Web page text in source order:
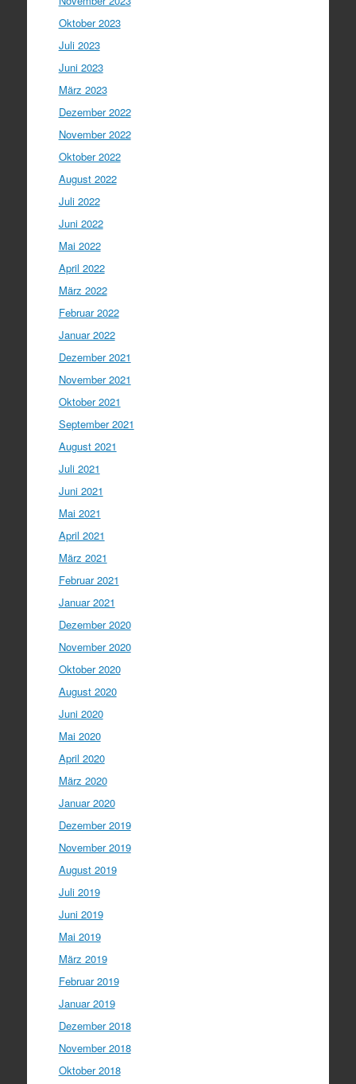
Oktober 2023
Juli 2023
Juni 2023
März 2023
Dezember 2022
November 2022
Oktober 2022
August 2022
Juli 2022
Juni 2022
Mai 2022
April 2022
März 2022
Februar 2022
Januar 2022
Dezember 2021
November 2021
Oktober 2021
September 2021
August 2021
Juli 2021
Juni 2021
Mai 2021
April 2021
März 2021
Februar 2021
Januar 2021
Dezember 2020
November 2020
Oktober 2020
August 2020
Juni 2020
Mai 2020
April 2020
März 2020
Januar 2020
Dezember 2019
November 2019
August 2019
Juli 2019
Juni 2019
Mai 2019
März 2019
Februar 2019
Januar 2019
Dezember 2018
November 2018
Oktober 2018